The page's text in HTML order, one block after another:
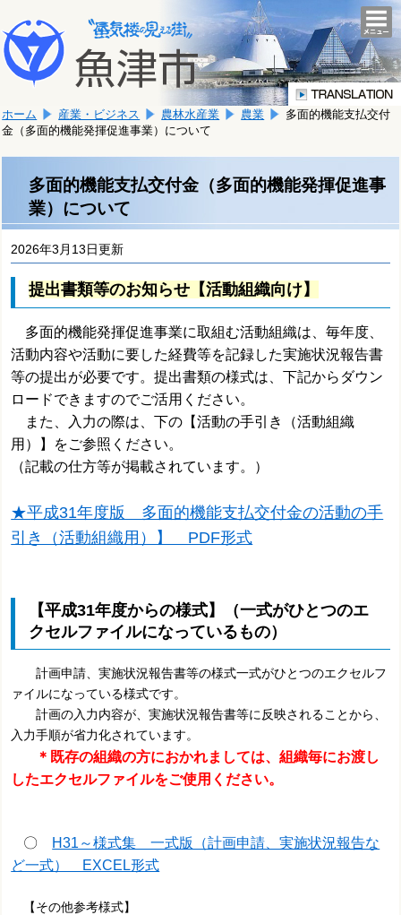
文
へ
移
ま
す。
こ
か
文
で
す。
ホーム 産業・ビジネス 農林水産業 農業
多面的機能支払交付
金（多面的機能発揮促進事業）について
多面的機能支払交付金（多面的機能発揮促進事
業）について
2026年3月13日更新
提出書類等のお知らせ【活動組織向け】
多面的機能発揮促進事業に取組む活動組織は、毎年度、
活動内容や活動に要した経費等を記録した実施状況報告書
等の提出が必要です。提出書類の様式は、下記からダウン
ロードできますのでご活用ください。
また、入力の際は、下の【活動の手引き（活動組織
用）】をご参照ください。
（記載の仕方等が掲載されています。）
★平成31年度版 多面的機能支払交付金の活動の手
引き（活動組織用）】 PDF形式
【平成31年度からの様式】（一式がひとつのエ
クセルファイルになっているもの）
計画申請、実施状況報告書等の様式一式がひとつのエクセルフ
ァイルになっている様式です。
計画の入力内容が、実施状況報告書等に反映されることから、
入力手順が省力化されています。
＊既存の組織の方におかれましては、組織毎にお渡し
したエクセルファイルをご使用ください。
〇
H31～様式集 一式版（計画申請、実施状況報告な
ど一式） EXCEL形式
【その他参考様式】